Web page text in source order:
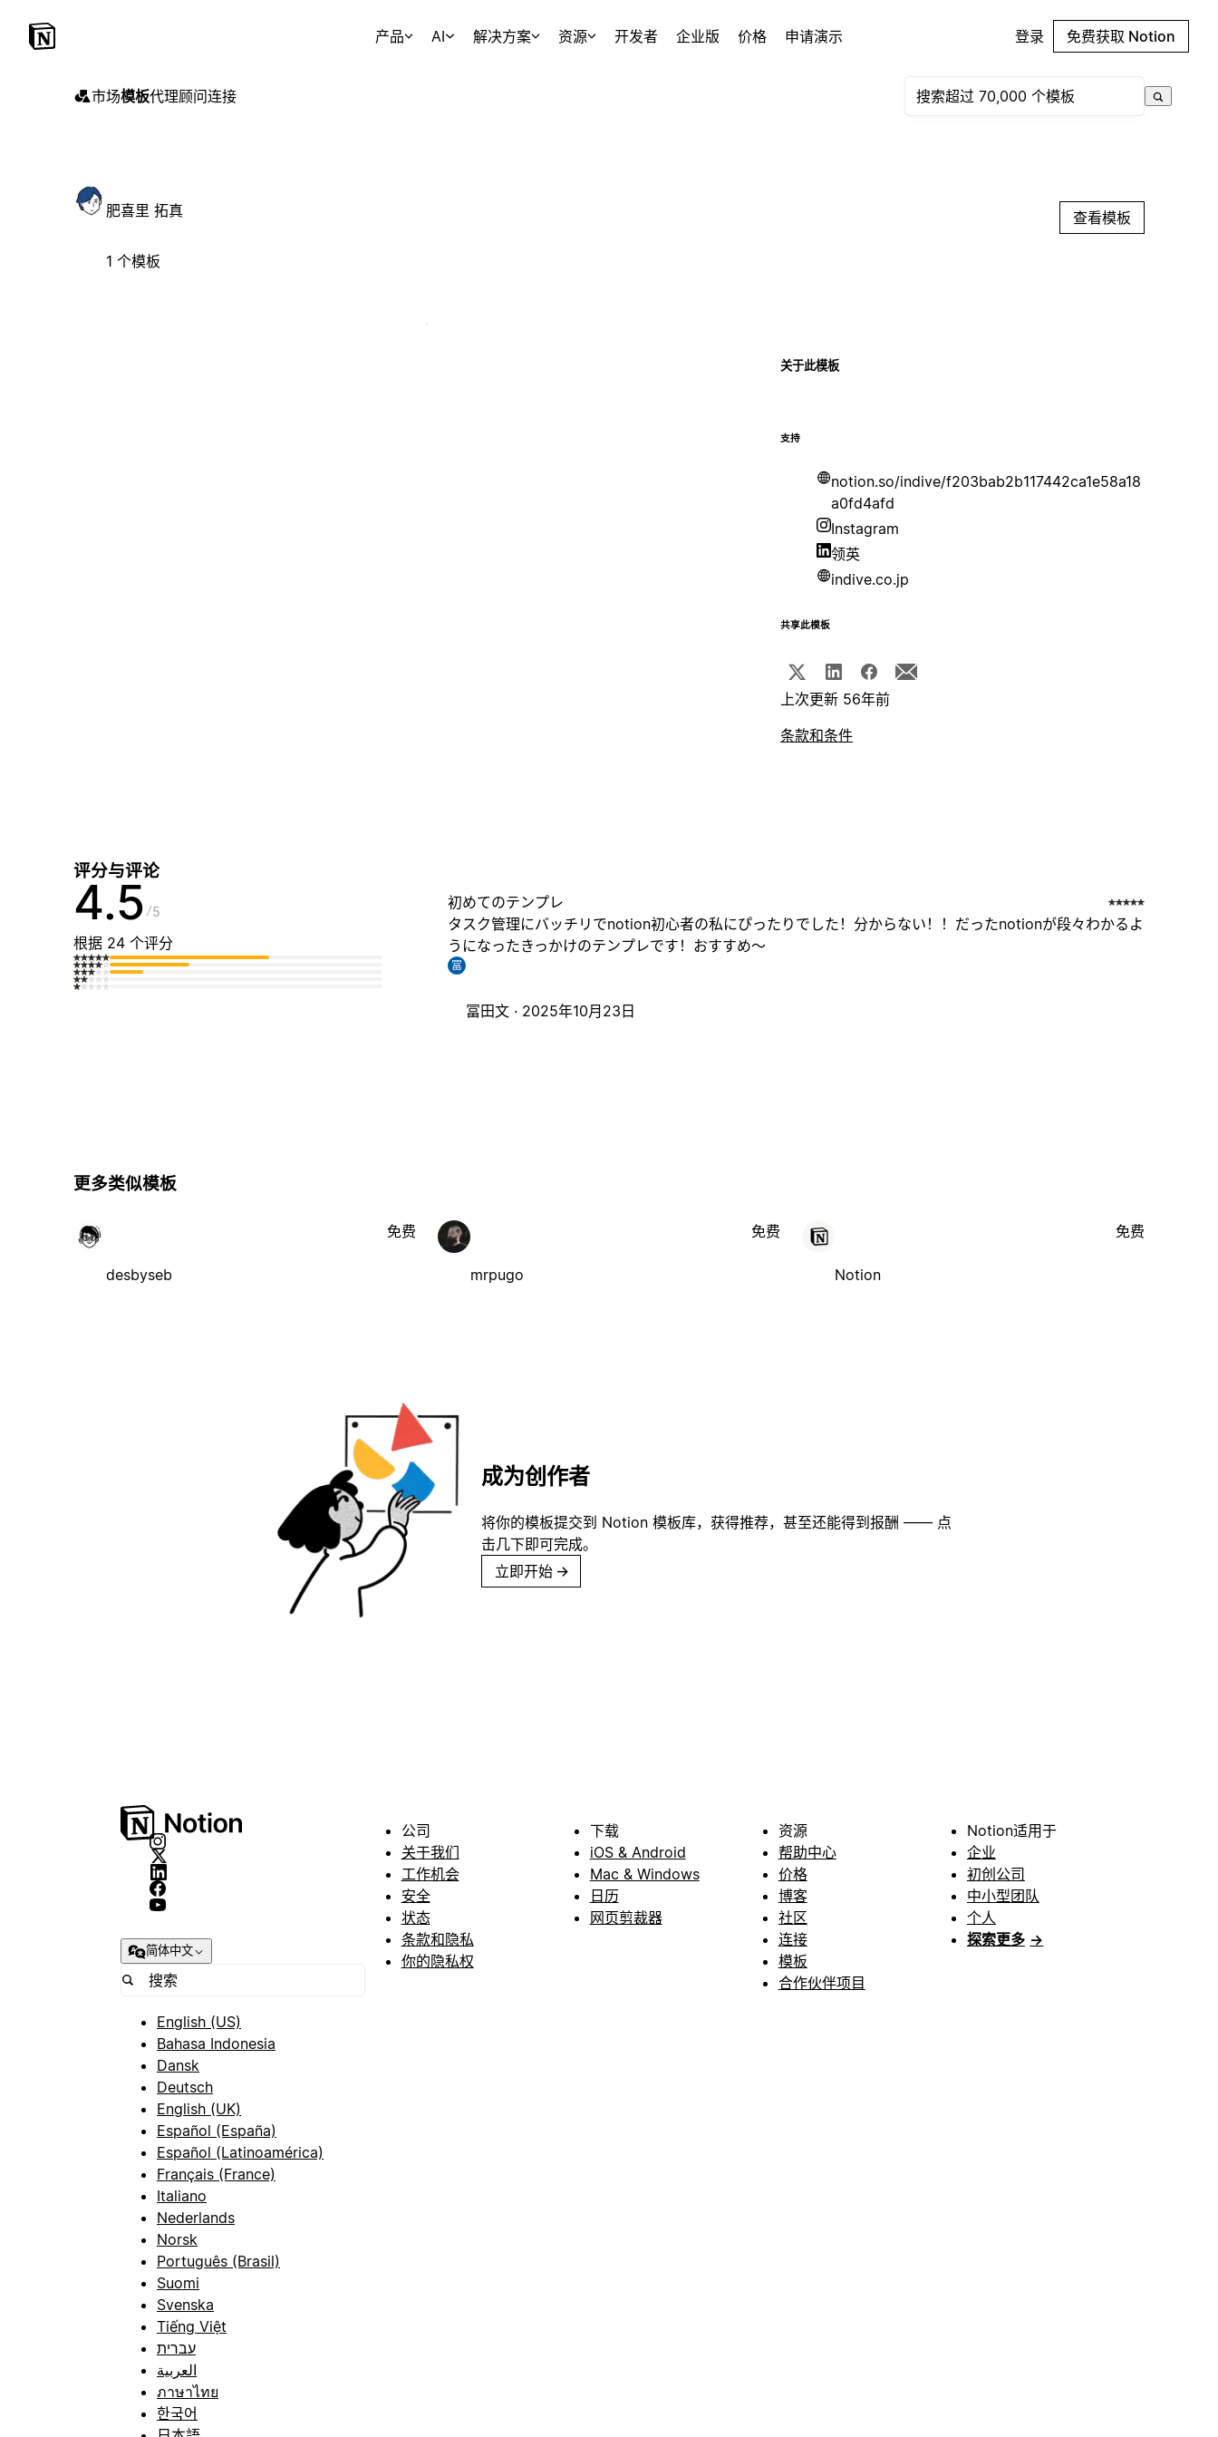
产品 AI 解决方案 资源 开发者 企业版 价格 申请演示 登录 免费获取 Notion
市场模板代理顾问连接
肥喜里 拓真
1 个模板
查看模板
关于此模板
支持
notion.so/indive/f203bab2b117442ca1e58a18
a0fd4afd
Instagram
领英
indive.co.jp
共享此模板
上次更新 56年前
条款和条件
评分与评论
4.5 5
根据 24 个评分
初めてのテンプレ
タスク管理にバッチリでnotion初心者の私にぴったりでした！分からない！！だったnotionが段々わかるよ
うになったきっかけのテンプレです！おすすめ〜
冨
冨田文 · 2025年10月23日
更多类似模板
desbyseb
免费
mrpugo
免费
Notion
免费
成为创作者
将你的模板提交到 Notion 模板库，获得推荐，甚至还能得到报酬 —— 点
击几下即可完成。
立即开始 →
简体中文
English (US)
Bahasa Indonesia
Dansk
Deutsch
English (UK)
Español (España)
Español (Latinoamérica)
Français (France)
Italiano
Nederlands
Norsk
Português (Brasil)
Suomi
Svenska
Tiếng Việt
עברית
العربية
ภาษาไทย
한국어
公司
关于我们
工作机会
安全
状态
条款和隐私
你的隐私权
下载
iOS & Android
Mac & Windows
日历
网页剪裁器
资源
帮助中心
价格
博客
社区
连接
模板
合作伙伴项目
Notion适用于
企业
初创公司
中小型团队
个人
探索更多 →